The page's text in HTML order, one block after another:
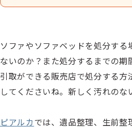
ソファやソファベッドを処分す
ないのか？また処分するまでの期
引取ができる販売店で処分する
してくださいね。新しく汚れのな
ピアルカでは、遺品整理、生前